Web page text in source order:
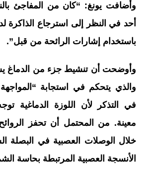
وأضافت يونغ: “كان من المفاجئ
أحد في النظر إلى استرجاع الذاكرة
باستخدام إشارات الرائحة من قبل”.
وأوضحت أن تنشيط جزء من الدماغ
والذي يتحكم في استجابة
في التذكر لأن اللوزة الدماغية
معينة. من المحتمل أن تحفز
خلال الوصلات العصبية في البصلة
الأنسجة العصبية المرتبطة بحاسة